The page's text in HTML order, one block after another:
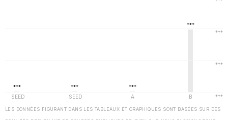
LES DONNÉES FIGURANT DANS LES TABLEAUX ET GRAPHIQUES SONT BASÉES SUR DES